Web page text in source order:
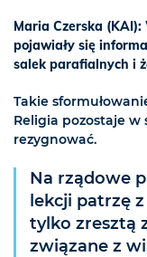
Maria Czerska
pojawiały się
salek parafialnych i
Takie
Religia pozostaje w
rezygnować.
Na rządowe
lekcji patrzę
tylko zresztą
związane z